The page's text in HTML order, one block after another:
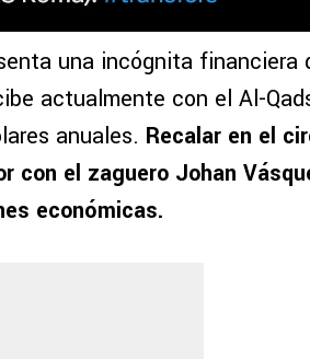
una incógnita financiera
actualmente con el Al-
anuales. Recalar en el
el zaguero Johan
económicas.